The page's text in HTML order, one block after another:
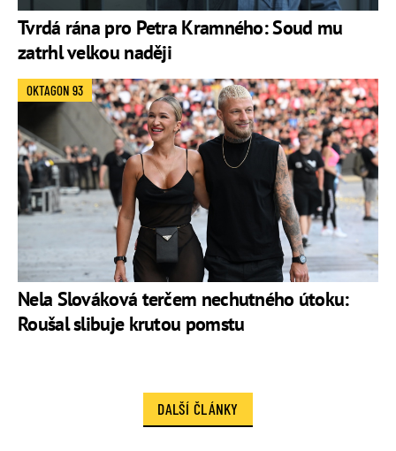
Tvrdá rána pro Petra Kramného: Soud mu
zatrhl velkou naději
Nela Slováková terčem nechutného útoku:
Roušal slibuje krutou pomstu
OKTAGON 93
DALŠÍ ČLÁNKY